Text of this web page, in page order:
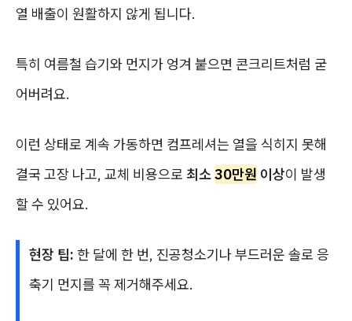
열 배출이 원활하지 않게 됩니다.
특히 여름철 습기와 먼지가 엉겨 붙으면 콘크리트처럼 굳
어버려요.
이런 상태로 계속 가동하면 컴프레셔는 열을 식히지 못해
결국 고장 나고, 교체 비용으로 최소30만원 이상이 발생
할 수 있어요.
현장 팁: 한 달에 한 번, 진공청소기나 부드러운 솔로 응
축기 먼지를 꼭 제거해주세요.